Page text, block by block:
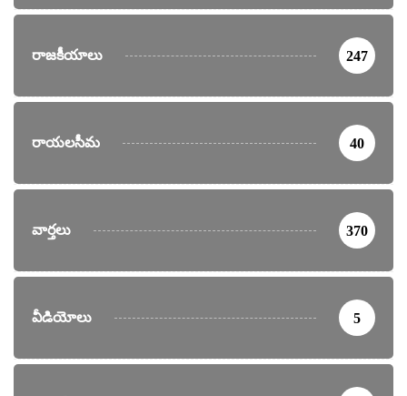
రాజకీయాలు 247
రాయలసీమ 40
వార్తలు 370
వీడియోలు 5